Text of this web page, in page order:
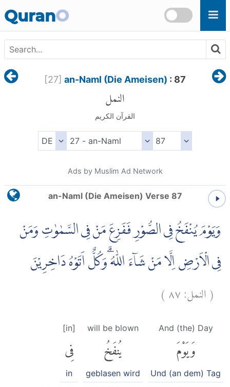
QuranO
[27] an-Naml (Die Ameisen) : 87
النمل
القرآن الكريم
Ads by Muslim Ad Network
an-Naml (Die Ameisen) Verse 87
وَيَوْمَ يُنْفَخُ فِى الصُّوْرِ فَفَزِعَ مَنْ فِى السَّمٰوٰتِ وَمَنْ
فِى الْاَرْضِ اِلَّا مَنْ شَاۤءَ اللّٰهُ ۗوَكُلٌّ اَتَوْهُ دَاخِرِيْنَ
(النمل:٨٧)
And (the) Day
وَيَوْمَ
Und (an dem) Tag
will be blown
يُنفَخُ
geblasen wird
[in]
فِى
in